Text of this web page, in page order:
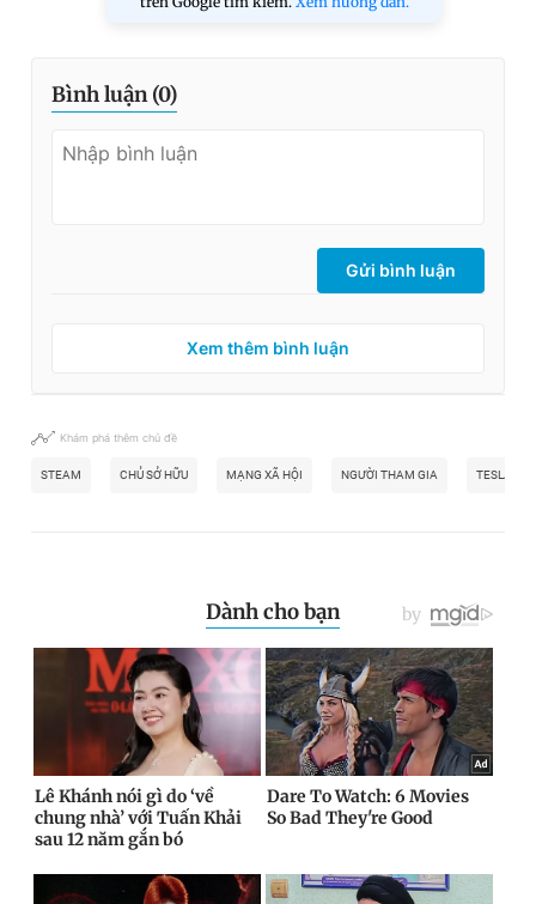
Bình luận (0)
Gửi bình luận
Xem thêm bình luận
Khám phá thêm chủ đề
STEAM CHỦ SỞ HỮU MẠNG XÃ HỘI NGƯỜI THAM GIA TESLA